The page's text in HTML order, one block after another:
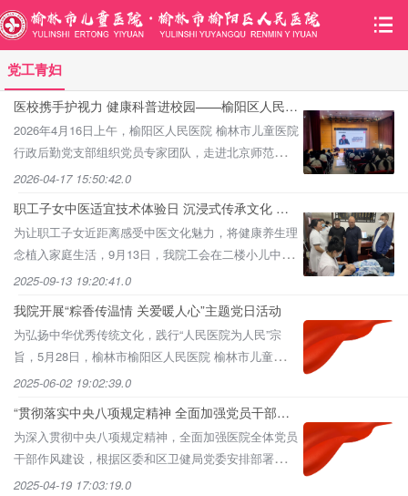
党工青妇
医校携手护视力 健康科普进校园——榆阳区人民医
院 榆林市儿童医院行政后勤党支部组织开展主题党
日活动
2026年4月16日上午，榆阳区人民医院 榆林市儿童医院
行政后勤党支部组织党员专家团队，走进北京师范大学
榆林实验学校，开展以“中小学生近视防控”为主题的健
2026-04-17 15:50:42.0
职工子女中医适宜技术体验日 沉浸式传承文化 护
佑成长
为让职工子女近距离感受中医文化魅力，将健康养生理
念植入家庭生活，9月13日，我院工会在二楼小儿中医
推拿室开展“传承中医文化 呵护子女健康”职工子女中医
2025-09-13 19:20:41.0
我院开展“粽香传温情 关爱暖人心”主题党日活动
为弘扬中华优秀传统文化，践行“人民医院为人民”宗
旨，5月28日，榆林市榆阳区人民医院 榆林市儿童医院
党委组织党员志愿者、医疗专家走进福安社区，开
2025-06-02 19:02:39.0
“贯彻落实中央八项规定精神 全面加强党员干部作
风建设”我院党委举办深入贯彻中央八项规定精神学
习教育读书班
为深入贯彻中央八项规定精神，全面加强医院全体党员
干部作风建设，根据区委和区卫健局党委安排部署，
2025年4月14日至15日，院党委举办深入贯彻中央八项
2025-04-19 17:03:19.0